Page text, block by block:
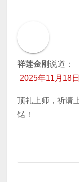
祥莲金刚说道：
2025年11月18
顶礼上师，祈请
锘！